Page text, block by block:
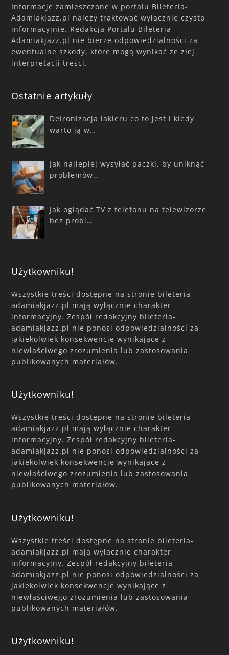
Informacje zamieszczone w portalu Bileteria-
Adamiakjazz.pl należy traktować wyłącznie czysto
informacyjnie. Redakcja Portalu Bileteria-
Adamiakjazz.pl nie bierze odpowiedzialności za
ewentualne szkody, które mogą wynikać ze złej
interpretacji treści.
Ostatnie artykuły
Deironizacja lakieru co to jest i kiedy
warto ją w…
Jak najlepiej wysyłać paczki, by uniknąć
problemów…
Jak oglądać TV z telefonu na telewizorze
bez probl…
Użytkowniku!
Wszystkie treści dostępne na stronie bileteria-
adamiakjazz.pl mają wyłącznie charakter
informacyjny. Zespół redakcyjny bileteria-
adamiakjazz.pl nie ponosi odpowiedzialności za
jakiekolwiek konsekwencje wynikające z
niewłaściwego zrozumienia lub zastosowania
publikowanych materiałów.
Użytkowniku!
Wszystkie treści dostępne na stronie bileteria-
adamiakjazz.pl mają wyłącznie charakter
informacyjny. Zespół redakcyjny bileteria-
adamiakjazz.pl nie ponosi odpowiedzialności za
jakiekolwiek konsekwencje wynikające z
niewłaściwego zrozumienia lub zastosowania
publikowanych materiałów.
Użytkowniku!
Wszystkie treści dostępne na stronie bileteria-
adamiakjazz.pl mają wyłącznie charakter
informacyjny. Zespół redakcyjny bileteria-
adamiakjazz.pl nie ponosi odpowiedzialności za
jakiekolwiek konsekwencje wynikające z
niewłaściwego zrozumienia lub zastosowania
publikowanych materiałów.
Użytkowniku!